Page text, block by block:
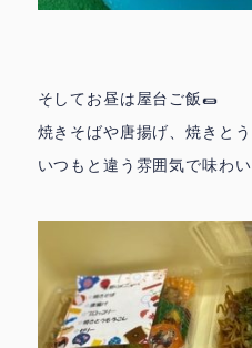
そしてお昼は屋台ご飯🌯
焼きそばや唐揚げ、焼きと
いつもと違う雰囲気で味わい